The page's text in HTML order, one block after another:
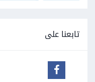
تابعنا على